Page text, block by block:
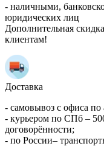
- наличными,
юридических лиц
Дополнительная
клиентам!
Доставка
- самовывоз с офиса
- курьером по СПб –
договорённости;
- по России–